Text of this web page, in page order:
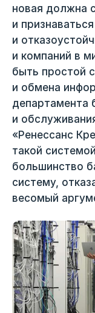
новая должна
и
и
и компаний в
быть простой
и обмена
департамента
и
«Ренессанс
такой
большинство
систему,
весомый